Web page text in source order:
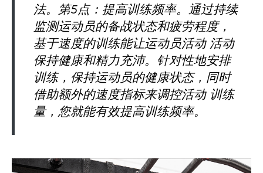
法。第5点：提高训练频率。通过持续
监测运动员的备战状态和疲劳程度，
基于速度的训练能让运动员活动 活动
保持健康和精力充沛。针对性地安排
训练，保持运动员的健康状态，同时
借助额外的速度指标来调控活动 训练
量，您就能有效提高训练频率。